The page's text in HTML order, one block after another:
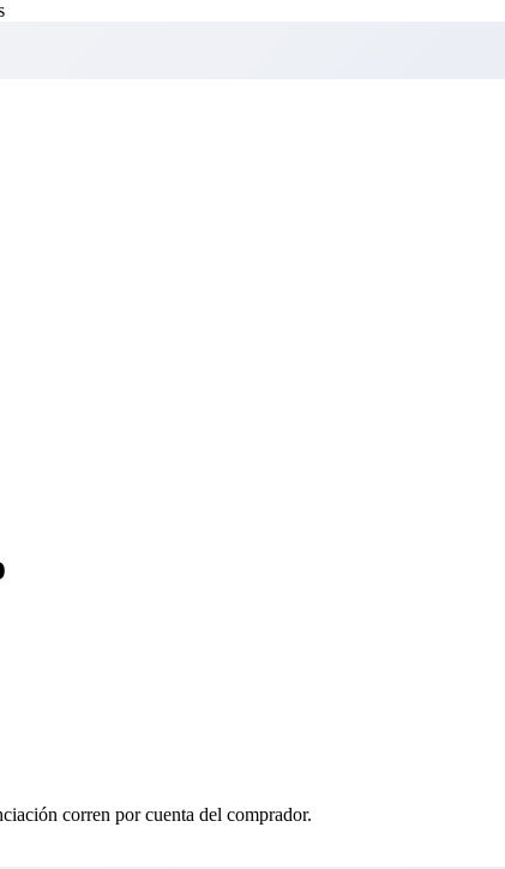
corren por cuenta del comprador.